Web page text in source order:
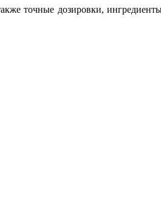
точные дозировки,